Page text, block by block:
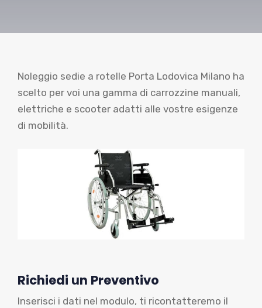
Noleggio sedie a rotelle Porta Lodovica Milano ha
scelto per voi una gamma di carrozzine manuali,
elettriche e scooter adatti alle vostre esigenze
di mobilità.
Richiedi un Preventivo
Inserisci i dati nel modulo, ti ricontatteremo il